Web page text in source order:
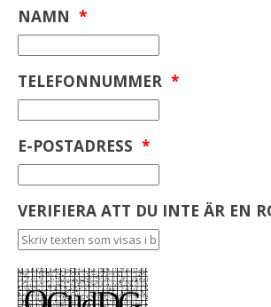
NAMN *
TELEFONNUMMER *
E-POSTADRESS *
VERIFIERA ATT DU INTE ÄR EN